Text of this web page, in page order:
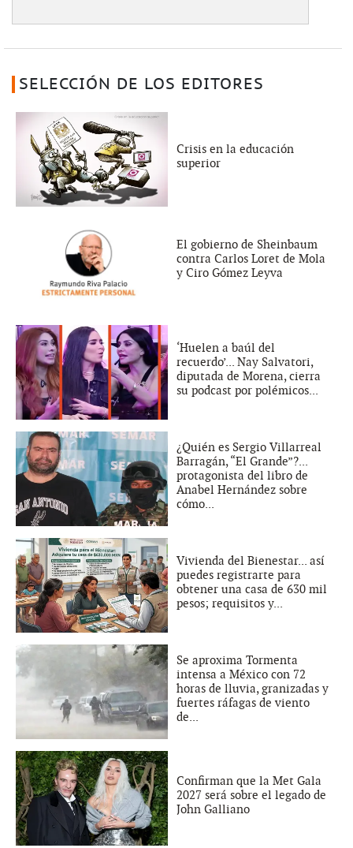
SELECCIÓN DE LOS EDITORES
Crisis en la educación
superior
El gobierno de Sheinbaum
contra Carlos Loret de Mola
y Ciro Gómez Leyva
‘Huelen a baúl del
recuerdo’... Nay Salvatori,
diputada de Morena, cierra
su podcast por polémicos...
¿Quién es Sergio Villarreal
Barragán, “El Grande”?...
protagonista del libro de
Anabel Hernández sobre
cómo...
Vivienda del Bienestar... así
puedes registrarte para
obtener una casa de 630 mil
pesos; requisitos y...
Se aproxima Tormenta
intensa a México con 72
horas de lluvia, granizadas y
fuertes ráfagas de viento
de...
Confirman que la Met Gala
2027 será sobre el legado de
John Galliano